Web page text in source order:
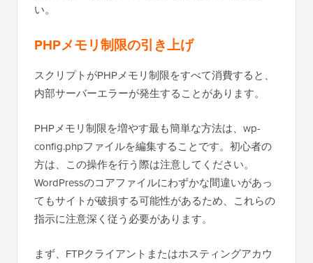
い。
PHPメモリ制限の引き上げ
スクリプトがPHPメモリ制限をすべて消費すると、
内部サーバーエラーが発生することがあります。
PHPメモリ制限を増やす最も簡単な方法は、wp-
config.phpファイルを編集することです。初心者の
方は、この操作を行う際は注意してください。
WordPressのコアファイルにわずかな間違いがあっ
てもサイトが破損する可能性があるため、これらの
指示に注意深く従う必要があります。
まず、FTPクライアントまたはホスティングアカウ